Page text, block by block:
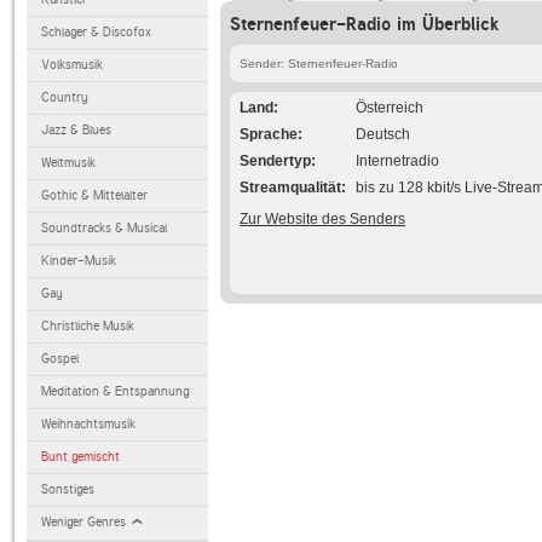
Schlager & Discofox
Volksmusik
Country
Jazz & Blues
Weltmusik
Gothic & Mittelalter
Soundtracks & Musical
Kinder-Musik
Gay
Christliche Musik
Gospel
Meditation & Entspannung
Weihnachtsmusik
Bunt gemischt
Sonstiges
Weniger Genres
Sternenfeuer-Radio im Überblick
Sender: Sternenfeuer-Radio
Land
Österreich
Sprache
Deutsch
Sendertyp
Internetradio
Streamqualität
bis zu 128 kbit/s Live-
Zur Website des Senders